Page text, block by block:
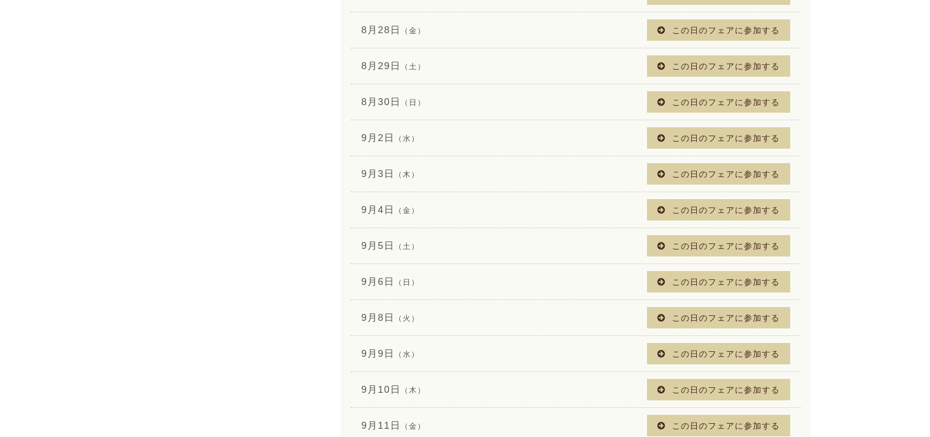
8月28日 （金） この日のフェアに参加する
8月29日 （土） この日のフェアに参加する
8月30日 （日） この日のフェアに参加する
9月2日 （水） この日のフェアに参加する
9月3日 （木） この日のフェアに参加する
9月4日 （金） この日のフェアに参加する
9月5日 （土） この日のフェアに参加する
9月6日 （日） この日のフェアに参加する
9月8日 （火） この日のフェアに参加する
9月9日 （水） この日のフェアに参加する
9月10日 （木） この日のフェアに参加する
9月11日 （金） この日のフェアに参加する